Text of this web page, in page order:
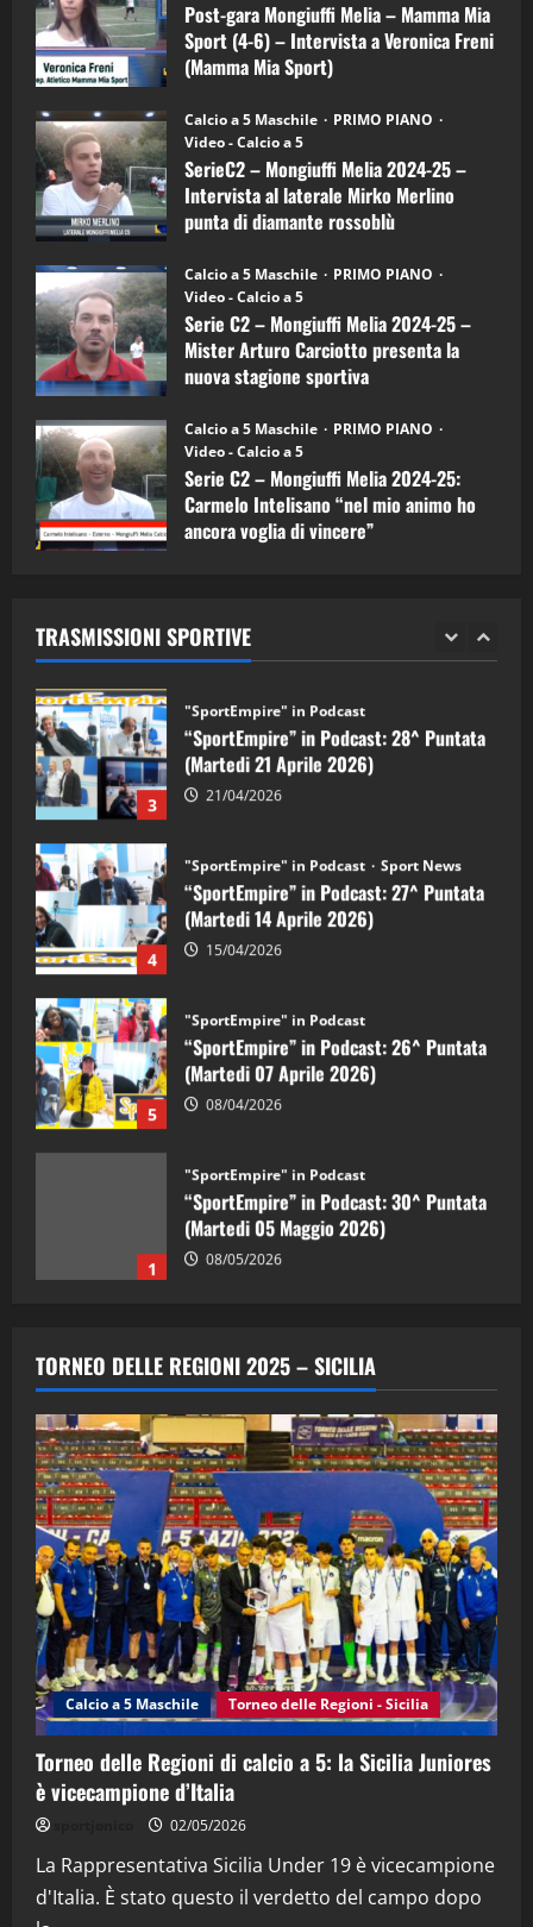
Melia
–
Mamma
Mia
Sport
6)
–
Intervista
a
mister
Arturo
Carciotto
(Mongiuffi
Post-gara Mongiuffi Melia – Mamma Mia
Sport (4-6) – Intervista a Veronica Freni
(Mamma Mia Sport)
Calcio a 5 Maschile
PRIMO PIANO
Video - Calcio a 5
SerieC2 – Mongiuffi Melia 2024-25 –
Intervista al laterale Mirko Merlino
punta di diamante rossoblù
Calcio a 5 Maschile
PRIMO PIANO
Video - Calcio a 5
Serie C2 – Mongiuffi Melia 2024-25 –
Mister Arturo Carciotto presenta la
nuova stagione sportiva
Calcio a 5 Maschile
PRIMO PIANO
Video - Calcio a 5
Serie C2 – Mongiuffi Melia 2024-25:
Carmelo Intelisano “nel mio animo ho
ancora voglia di vincere”
TRASMISSIONI SPORTIVE
3 21/04/2026
4
“SportEmpire” in Podcast: 27^ Puntata
(Martedi 14 Aprile 2026)
15/04/2026
5
“SportEmpire” in Podcast: 26^ Puntata
(Martedi 07 Aprile 2026)
08/04/2026
1
“SportEmpire” in Podcast: 30^ Puntata
(Martedi 05 Maggio 2026)
08/05/2026
2 28/04/2026
3
"SportEmpire" in Podcast
“SportEmpire” in Podcast: 28^ Puntata
(Martedi 21 Aprile 2026)
21/04/2026
4
"SportEmpire" in Podcast Sport News
“SportEmpire” in Podcast: 27^ Puntata
(Martedi 14 Aprile 2026)
15/04/2026
5
"SportEmpire" in Podcast
“SportEmpire” in Podcast: 26^ Puntata
(Martedi 07 Aprile 2026)
08/04/2026
1
"SportEmpire" in Podcast
“SportEmpire” in Podcast: 30^ Puntata
(Martedi 05 Maggio 2026)
08/05/2026
2
“SportEmpire” in Podcast: 29^ Puntata
(Martedi 28 Aprile 2026)
28/04/2026
3
"SportEmpire" in Podcast
“SportEmpire” in Podcast: 28^ Puntata
(Martedi 21 Aprile 2026)
21/04/2026
4
"SportEmpire" in Podcast Sport News
“SportEmpire” in Podcast: 27^ Puntata
(Martedi 14 Aprile 2026)
15/04/2026
"SportEmpire" in Podcast
“SportEmpire” in Podcast: 26^ Puntata
08/04/2026
TORNEO DELLE REGIONI 2025 – SICILIA
Calcio a 5 Maschile Torneo delle Regioni - Sicilia
Torneo delle Regioni di calcio a 5: la Sicilia Juniores
è vicecampione d’Italia
02/05/2026
La Rappresentativa Sicilia Under 19 è vicecampione
d'Italia. È stato questo il verdetto del campo dopo